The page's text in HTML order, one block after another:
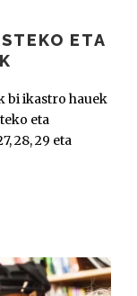
ETA
bi ikastro hauek
eta
28, 29 eta